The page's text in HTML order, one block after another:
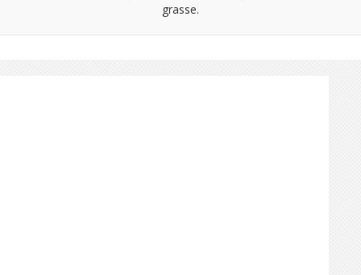
grasse.